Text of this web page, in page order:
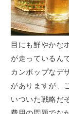
目にも鮮やかな
が走っているん
カンポップなデ
がありますが、
いついた戦略だ